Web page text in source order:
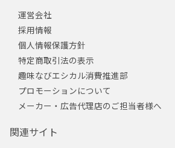
運営会社
採用情報
個人情報保護方針
特定商取引法の表示
趣味なびエシカル消費推進部
プロモーションについて
メーカー・広告代理店のご担当者様へ
関連サイト